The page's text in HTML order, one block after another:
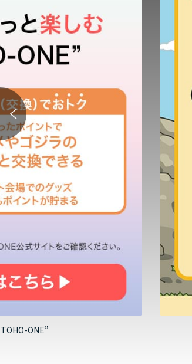
ONE”